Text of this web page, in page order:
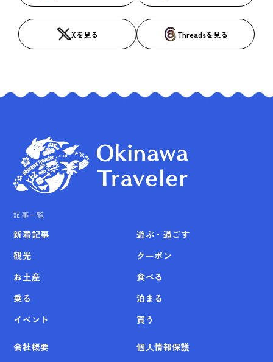
Xを見る Threadsを見る
記事一覧
新着記事
観光
お土産
乗る
イベント
遊ぶ・過ごす
クーポン
食べる
泊まる
買う
会社概要
個人情報保護